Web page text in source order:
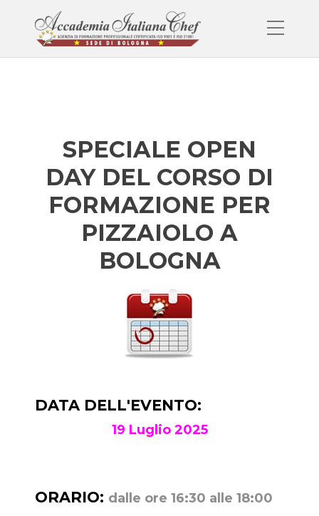
SPECIALE OPEN
DAY DEL CORSO DI
FORMAZIONE PER
PIZZAIOLO A
BOLOGNA
DATA DELL'EVENTO:
19 Luglio 2025
ORARIO: dalle ore 16:30 alle 18:00